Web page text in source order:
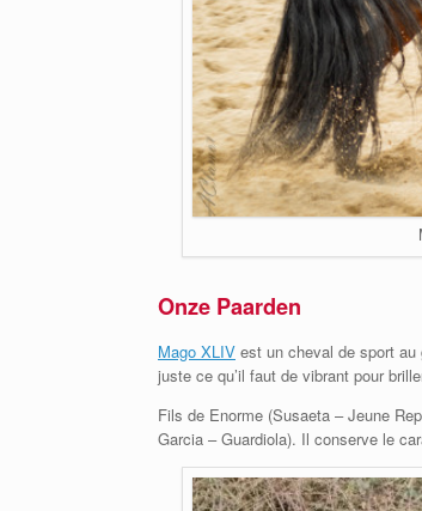
Onze Paarden
Mago XLIV est un cheval de sport
juste ce qu’il faut de vibrant pour
Fils de Enorme (Susaeta – Jeune
Garcia – Guardiola). Il conserve le